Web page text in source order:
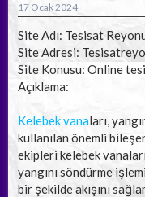
ş
l
t
a
n
t
a
i
h
17 Ocak 2024
Site Adı: Tesisat
Site Adresi:
Site Konusu: Online
Açıklama:
Kelebek vanaları,
kullanılan önemli
ekipleri kelebek
yangını söndürme
bir şekilde akışını